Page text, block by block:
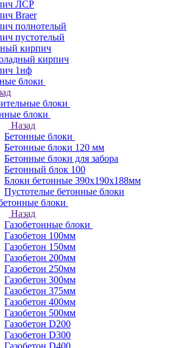
ЛСР
Braer
полнотелый
пустотелый
кирпич
кирпич
1нф
блоки
блоки
блоки
Назад
Бетонные блоки
Бетонные блоки 120 мм
Бетонные блоки для забора
Бетонный блок 100
Блоки бетонные 390х190х188мм
Пустотелые бетонные блоки
блоки
Назад
Газобетонные блоки
Газобетон 100мм
Газобетон 150мм
Газобетон 200мм
Газобетон 250мм
Газобетон 300мм
Газобетон 375мм
Газобетон 400мм
Газобетон 500мм
Газобетон D200
Газобетон D300
Газобетон D400